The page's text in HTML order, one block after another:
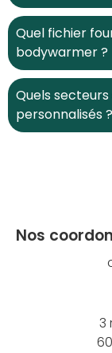
Quel fichier
bodywarmer ?
Quels
personnalisés ?
Nos
3